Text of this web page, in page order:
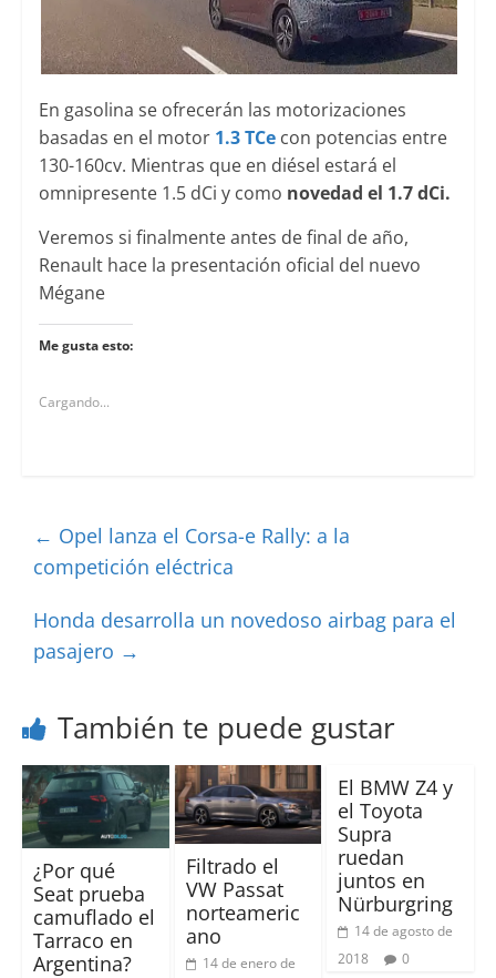
En gasolina se ofrecerán las motorizaciones
basadas en el motor 1.3 TCecon potencias entre
130-160cv. Mientras que en diésel estará el
omnipresente 1.5 dCi y como novedad el 1.7 dCi.
Veremos si finalmente antes de final de año,
Renault hace la presentación oficial del nuevo
Mégane
Me gusta esto:
Cargando...
← Opel lanza el Corsa-e Rally: a la
competición eléctrica
Honda desarrolla un novedoso airbag para el
pasajero →
También te puede gustar
¿Por qué
Seat prueba
camuflado el
Tarraco en
Argentina?
Filtrado el
VW Passat
norteameric
ano
14 de enero de
El BMW Z4 y
el Toyota
Supra
ruedan
juntos en
Nürburgring
14 de agosto de
2018
0